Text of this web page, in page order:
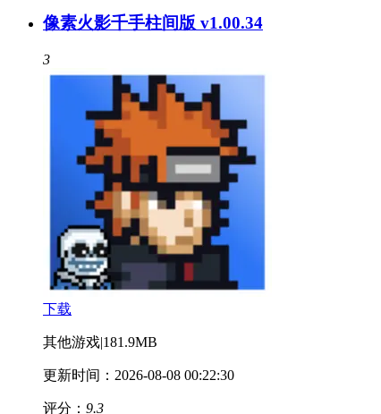
像素火影千手柱间版 v1.00.34
3
下载
其他游戏|181.9MB
更新时间：2026-08-08 00:22:30
评分： 9.3